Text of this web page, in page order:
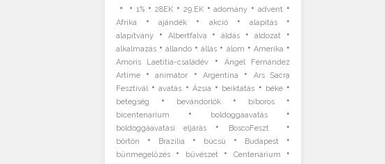
• •1% • 28EK • 29.EK•adomány •advent •
Afrika •ajándék • akció• alapítás•
alapítvány• Albertfalva •áldás •áldozat •
alkalmazás•állandó •állás • álom • Amerika •
Amoris Laetitia-családév•
Ángel Fernández
Artime•animátor •Argentína •
Ars Sacra
Fesztivál•avatás • Ázsia • beiktatás • béke•
betegség • bevándorlók• bíboros •
bicentenárium • boldoggáavatás•
boldoggáavatási eljárás • BoscoFeszt •
börtön • Brazília • búcsú • Budapest •
bűnmegelőzés• bűvészet• Centenárium •